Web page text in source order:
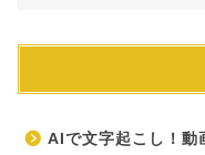
AIで文字起こし！動